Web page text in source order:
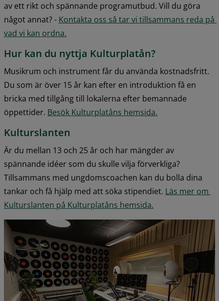
av ett rikt och spännande programutbud. Vill du göra
något annat? - Kontakta oss så tar vi tillsammans reda på
vad vi kan ordna.
Hur kan du nyttja Kulturplatån?
Musikrum och instrument får du använda kostnadsfritt.
Du som är över 15 år kan efter en introduktion få en
bricka med tillgång till lokalerna efter bemannade
öppettider. Besök Kulturplatåns hemsida.
Kulturslanten
Är du mellan 13 och 25 år och har mängder av
spännande idéer som du skulle vilja förverkliga?
Tillsammans med ungdomscoachen kan du bolla dina
tankar och få hjälp med att söka stipendiet. Läs mer om
Kulturslanten på Kulturplatåns hemsida.